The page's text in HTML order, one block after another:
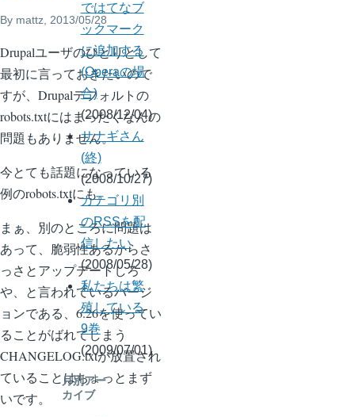
By mattz , 2013/05/28
Drupalユーザのひとりとして
最初に言っておきたいので
すが、Drupalデフォルトの
robots.txtにはまったくなんの
問題もありません。
今とても話題になっている
例のrobots.txtにも。
まぁ、別のところに問題は
あって、脆弱性あるからさ
っさとアップデートしろ
や、と言われているバージ
ョンである、6.26を使ってい
ることがばれてしまう
CHANGELOG.txtが放置され
ていることはちょっとまず
いです。
ではてなブ
ックマーク
に追加する
(Operaの場
合)
(2008/12/04)
サナギさん
(終)
(2008/10/27)
カテゴリ別
のRSSを配
信したい
(2008/05/28)
私たちは繁
殖している
9巻
(2009/07/01)
月別アー
カイブ